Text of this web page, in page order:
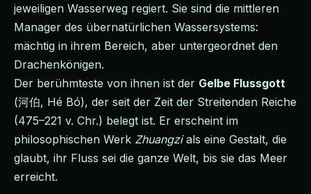
jeweiligen Wasserweg regiert. Sie sind die mittleren
Manager des übernatürlichen Wassersystems:
mächtig in ihrem Bereich, aber untergeordnet den
Drachenkönigen.
Der berühmteste von ihnen ist der Gelbe Flussgott
(河伯, Hé Bó), der seit der Zeit der Streitenden Reiche
(475–221 v. Chr.) belegt ist. Er erscheint im
philosophischen Werk Zhuangzials eine Gestalt, die
glaubt, ihr Fluss sei die ganze Welt, bis sie das Meer
erreicht.